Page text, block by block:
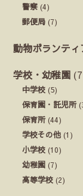
警察 (4)
郵便局 (7)
動物ボランティ
学校・幼稚園
中学校 (5)
保育園・託児所
保育所(44)
学校その他 (1)
小学校 (10)
幼稚園 (7)
高等学校 (2)